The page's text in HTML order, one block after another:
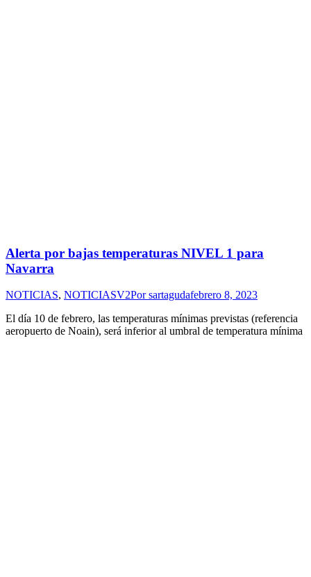
Alerta por bajas temperaturas NIVEL 1 para
Navarra
NOTICIAS, NOTICIASV2Porsartagudafebrero 8, 2023
El día 10 de febrero, las temperaturas mínimas previstas (referencia
aeropuerto de Noain), será inferior al umbral de temperatura mínima